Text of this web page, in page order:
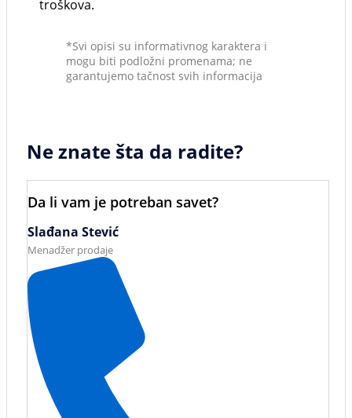
troškova.
*Svi opisi su informativnog karaktera i
mogu biti podložni promenama; ne
garantujemo tačnost svih informacija
Ne znate šta da radite?
Da li vam je potreban savet?
Slađana Stević
Menadžer prodaje